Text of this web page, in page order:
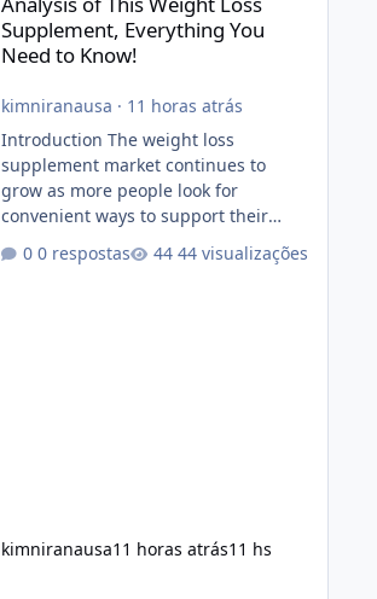
Supplement, Everything You
Need to Know!
kimniranausa · 11 horas atrás
Introduction The weight loss
supplement market continues to
grow as more people look for
convenient ways to support their
goals. Among the products gaining
0 respostas 44 visualizações
kimniranausa11 horas atrás11 hs